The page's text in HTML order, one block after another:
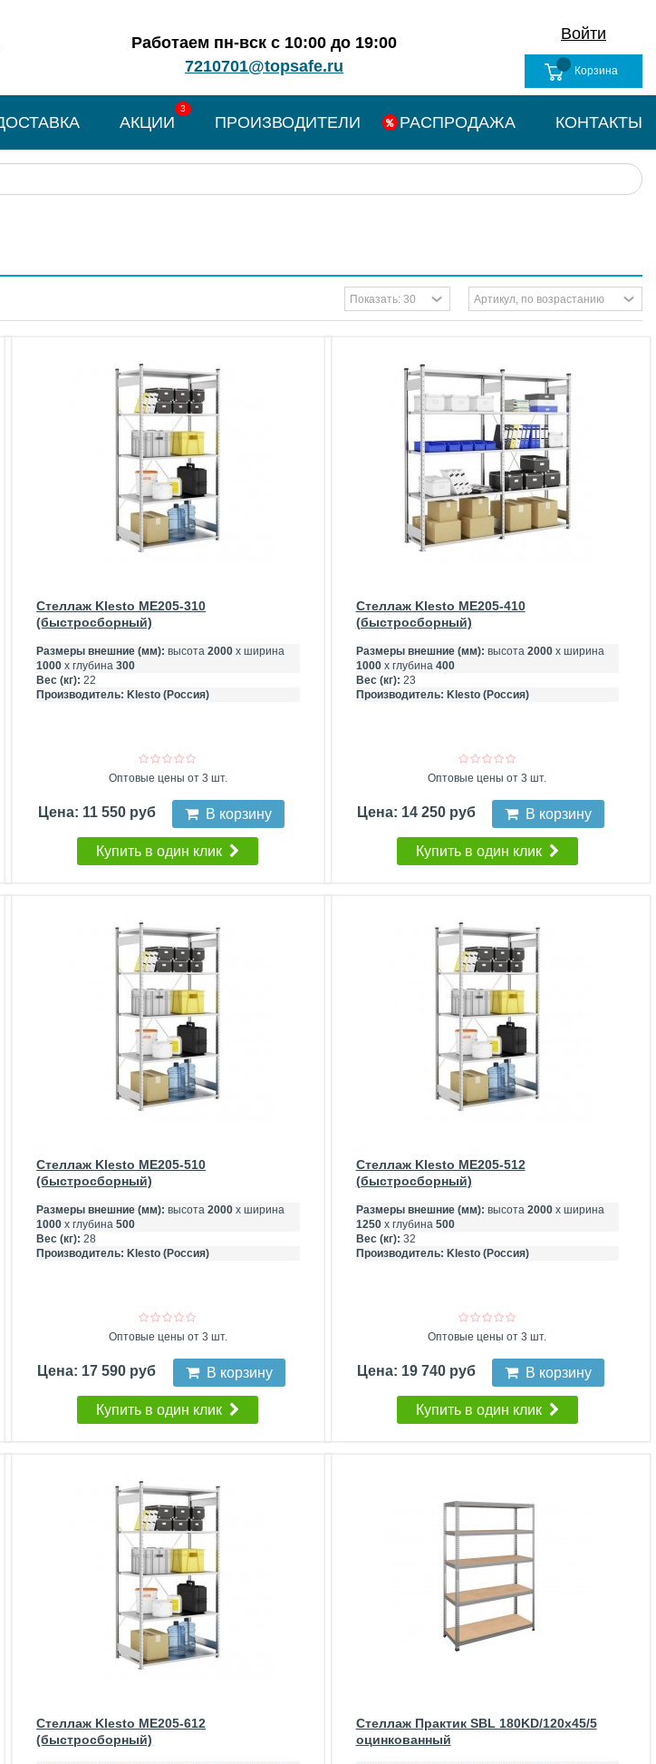
Войти
Корзина
Работаем пн-вск с 10:00 до 19:00
7210701@topsafe.ru
3
АКЦИИ ПРОИЗВОДИТЕЛИ РАСПРОДАЖА КОНТАКТЫ
Стеллаж Klesto ME205-310
(быстросборный)
Размеры внешние (мм): высота2000 х ширина
1000 х глубина300
Вес (кг): 22
Производитель: Klesto (Россия)
Оптовые цены от 3 шт.
Цена: 11 550 руб В корзину
Купить в один клик
Стеллаж Klesto ME205-410
(быстросборный)
Размеры внешние (мм): высота 2000х ширина
1000х глубина 400
Вес (кг): 23
Производитель: Klesto (Россия)
Оптовые цены от 3 шт.
Цена: 14 250 руб В корзину
Купить в один клик
Стеллаж Klesto ME205-510
(быстросборный)
Размеры внешние (мм): высота2000 х ширина
1000 х глубина500
Вес (кг): 28
Производитель: Klesto (Россия)
Оптовые цены от 3 шт.
Цена: 17 590 руб В корзину
Купить в один клик
Стеллаж Klesto ME205-512
(быстросборный)
Размеры внешние (мм): высота 2000х ширина
1250х глубина 500
Вес (кг): 32
Производитель: Klesto (Россия)
Оптовые цены от 3 шт.
Цена: 19 740 руб В корзину
Купить в один клик
Стеллаж Klesto ME205-612
(быстросборный)
Стеллаж Практик SBL 180KD/120x45/5
оцинкованный